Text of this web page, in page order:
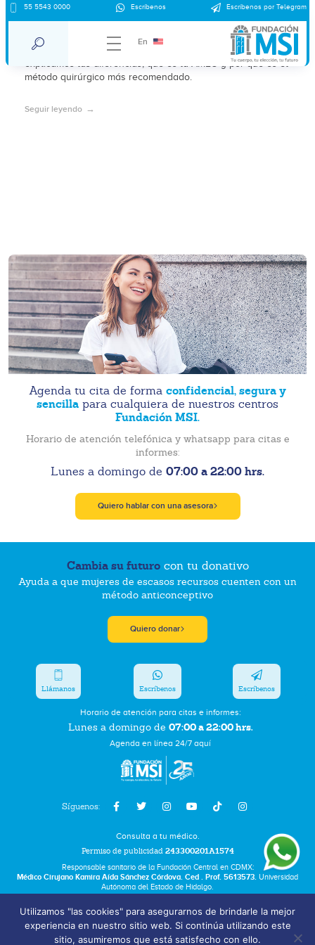
55 5543 0000 Escríbenos Escríbenos por Telegram
En
Diferencia entre legrado y aborto
El legrado no es lo mismo que un aborto. Aquí te
explicamos las diferencias, qué es la AMEU y por qué es el
método quirúrgico más recomendado.
Seguir leyendo
Agenda tu cita de forma confidencial, segura y
sencilla para cualquiera de nuestros centros
Fundación MSI.
Horario de atención telefónica y whatsapp para citas e
informes:
Lunes a domingo de 07:00 a 22:00 hrs.
Quiero hablar con una asesora
Cambia su futurocon tu donativo
Ayuda a que mujeres de escasos recursos cuenten con un
método anticonceptivo
Quiero donar
Síguenos:
Horario de atención para citas e informes:
Lunes a domingo de 07:00 a 22:00 hrs.
Agenda en línea 24/7 aquí
Llámanos Escríbenos Escríbenos
Consulta a tu médico.
Permiso de publicidad 243300201A1574
Responsable sanitario de la Fundación Central en CDMX:
Médico Cirujano Kamira Aída Sánchez Córdova. Ced . Prof. 5613573. Universidad
Autónoma del Estado de Hidalgo.
Términos y Condiciones
Bolsa de Trabajo
Utilizamos "las cookies" para asegurarnos de brindarle la mejor
experiencia en nuestro sitio web. Si continúa utilizando este
sitio, asumiremos que está satisfecho con ello.